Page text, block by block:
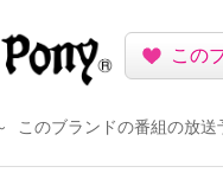
この
このブランドの番組の放送